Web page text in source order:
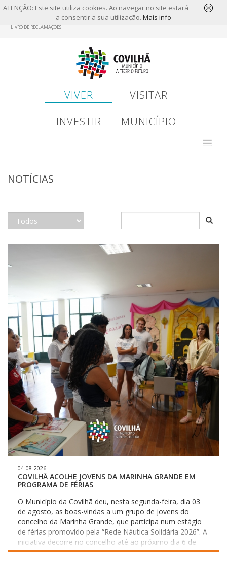
ATENÇÃO: Este site utiliza cookies. Ao navegar no site estará
a consentir a sua utilização. Mais info
LIVRO DE RECLAMAÇÕES
VIVER
VISITAR
INVESTIR
MUNICÍPIO
NOTÍCIAS
04-08-2026
COVILHÃ ACOLHE JOVENS DA MARINHA GRANDE EM
PROGRAMA DE FÉRIAS
O Município da Covilhã deu, nesta segunda-feira, dia 03
de agosto, as boas-vindas a um grupo de jovens do
concelho da Marinha Grande, que participa num estágio
de férias promovido pela “Rede Náutica Solidária 2026”. A
iniciativa decorre no concelho até ao próximo dia 6 de
agosto, resultando de uma parceria estratégica entre o